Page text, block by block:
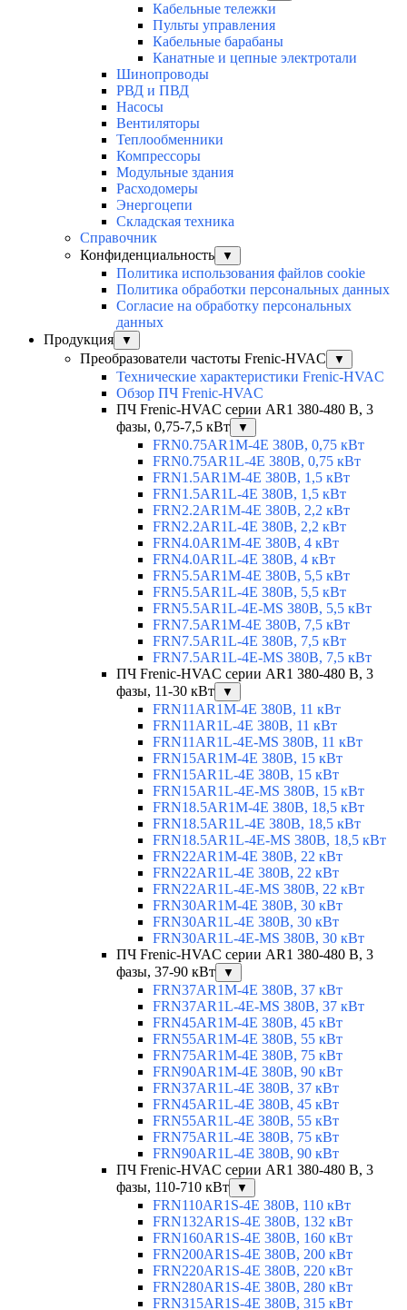
Кабельные тележки
Пульты управления
Кабельные барабаны
Канатные и цепные электротали
Шинопроводы
РВД и ПВД
Насосы
Вентиляторы
Теплообменники
Компрессоры
Модульные здания
Расходомеры
Энергоцепи
Складская техника
Справочник
Конфиденциальность
▼
Политика использования файлов cookie
Политика обработки персональных данных
Согласие на обработку персональных
данных
Продукция
▼
Преобразователи частоты Frenic-HVAC ▼
Технические характеристики Frenic-HVAC
Обзор ПЧ Frenic-HVAC
ПЧ Frenic-HVAC серии AR1 380-480 В, 3
фазы, 0,75-7,5 кВт
▼
FRN0.75AR1M-4E 380В, 0,75 кВт
FRN0.75AR1L-4E 380В, 0,75 кВт
FRN1.5AR1M-4E 380В, 1,5 кВт
FRN1.5AR1L-4E 380В, 1,5 кВт
FRN2.2AR1M-4E 380В, 2,2 кВт
FRN2.2AR1L-4E 380В, 2,2 кВт
FRN4.0AR1M-4E 380В, 4 кВт
FRN4.0AR1L-4E 380В, 4 кВт
FRN5.5AR1M-4E 380В, 5,5 кВт
FRN5.5AR1L-4E 380В, 5,5 кВт
FRN5.5AR1L-4E-MS 380В, 5,5 кВт
FRN7.5AR1M-4E 380В, 7,5 кВт
FRN7.5AR1L-4E 380В, 7,5 кВт
FRN7.5AR1L-4E-MS 380В, 7,5 кВт
ПЧ Frenic-HVAC серии AR1 380-480 В, 3
фазы, 11-30 кВт
▼
FRN11AR1M-4E 380В, 11 кВт
FRN11AR1L-4E 380В, 11 кВт
FRN11AR1L-4E-MS 380В, 11 кВт
FRN15AR1M-4E 380В, 15 кВт
FRN15AR1L-4E 380В, 15 кВт
FRN15AR1L-4E-MS 380В, 15 кВт
FRN18.5AR1M-4E 380В, 18,5 кВт
FRN18.5AR1L-4E 380В, 18,5 кВт
FRN18.5AR1L-4E-MS 380В, 18,5 кВт
FRN22AR1M-4E 380В, 22 кВт
FRN22AR1L-4E 380В, 22 кВт
FRN22AR1L-4E-MS 380В, 22 кВт
FRN30AR1M-4E 380В, 30 кВт
FRN30AR1L-4E 380В, 30 кВт
FRN30AR1L-4E-MS 380В, 30 кВт
ПЧ Frenic-HVAC серии AR1 380-480 В, 3
фазы, 37-90 кВт
▼
FRN37AR1M-4E 380В, 37 кВт
FRN37AR1L-4E-MS 380В, 37 кВт
FRN45AR1M-4E 380В, 45 кВт
FRN55AR1M-4E 380В, 55 кВт
FRN75AR1M-4E 380В, 75 кВт
FRN90AR1M-4E 380В, 90 кВт
FRN37AR1L-4E 380В, 37 кВт
FRN45AR1L-4E 380В, 45 кВт
FRN55AR1L-4E 380В, 55 кВт
FRN75AR1L-4E 380В, 75 кВт
FRN90AR1L-4E 380В, 90 кВт
ПЧ Frenic-HVAC серии AR1 380-480 В, 3
фазы, 110-710 кВт
▼
FRN110AR1S-4E 380В, 110 кВт
FRN132AR1S-4E 380В, 132 кВт
FRN160AR1S-4E 380В, 160 кВт
FRN200AR1S-4E 380В, 200 кВт
FRN220AR1S-4E 380В, 220 кВт
FRN280AR1S-4E 380В, 280 кВт
FRN315AR1S-4E 380В, 315 кВт